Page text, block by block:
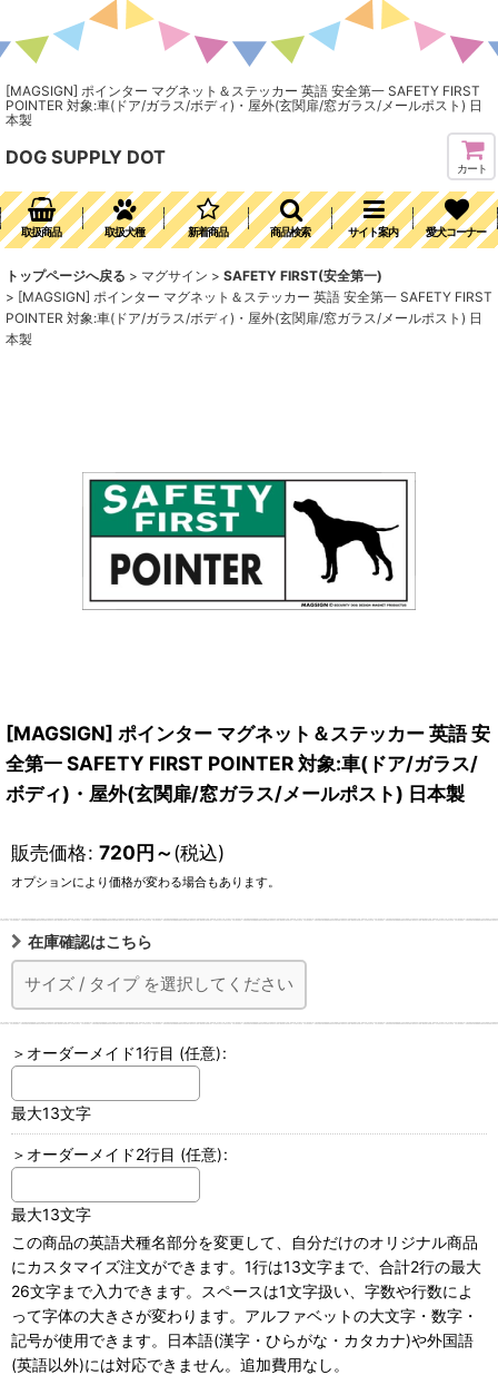
[MAGSIGN] ポインター マグネット＆ステッカー 英語 安全第一 SAFETY FIRST
POINTER 対象:車(ドア/ガラス/ボディ)・屋外(玄関扉/窓ガラス/メールポスト) 日
本製
DOG SUPPLY DOT
カート
取扱商品 取扱犬種 新着商品 商品検索 サイト案内 愛犬コーナー
トップページへ戻る > マグサイン > SAFETY FIRST(安全第一)
> [MAGSIGN] ポインター マグネット＆ステッカー 英語 安全第一 SAFETY FIRST
POINTER 対象:車(ドア/ガラス/ボディ)・屋外(玄関扉/窓ガラス/メールポスト) 日
本製
[MAGSIGN] ポインター マグネット＆ステッカー 英語 安
全第一 SAFETY FIRST POINTER 対象:車(ドア/ガラス/
ボディ)・屋外(玄関扉/窓ガラス/メールポスト) 日本製
販売価格: 720円～(税込)
オプションにより価格が変わる場合もあります。
在庫確認はこちら
サイズ / タイプ を選択してください
＞オーダーメイド1行目 (任意):
最大13文字
＞オーダーメイド2行目 (任意):
最大13文字
この商品の英語犬種名部分を変更して、自分だけのオリジナル商品
にカスタマイズ注文ができます。1行は13文字まで、合計2行の最大
26文字まで入力できます。スペースは1文字扱い、字数や行数によ
って字体の大きさが変わります。アルファベットの大文字・数字・
記号が使用できます。日本語(漢字・ひらがな・カタカナ)や外国語
(英語以外)には対応できません。追加費用なし。